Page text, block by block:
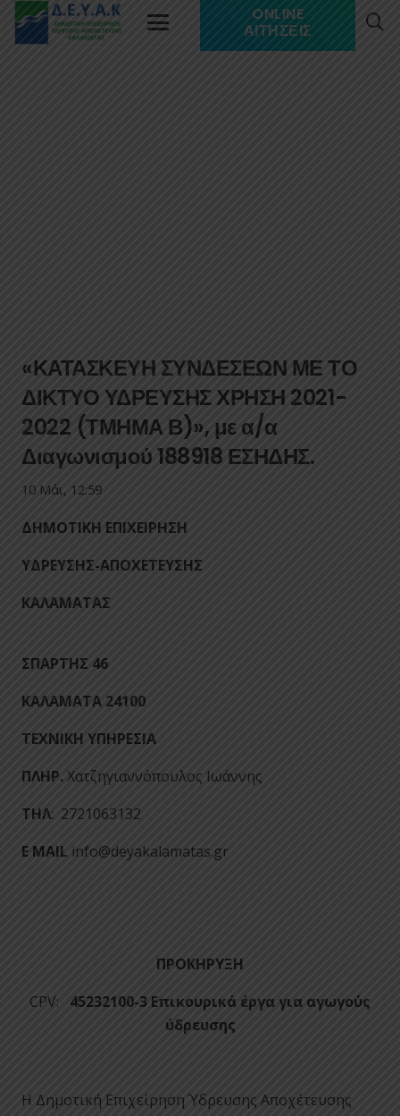
ONLINE
ΑΙΤΉΣΕΙΣ
«ΚΑΤΑΣΚΕΥΗ ΣΥΝΔΕΣΕΩΝ ΜΕ ΤΟ
ΔΙΚΤΥΟ ΥΔΡΕΥΣΗΣ ΧΡΗΣΗ 2021-
2022 (ΤΜΗΜΑ Β)», με α/α
Διαγωνισμού 188918 ΕΣΗΔΗΣ.
10 Μάι, 12:59
ΔΗΜΟΤΙΚΗ ΕΠΙΧΕΙΡΗΣΗ
ΥΔΡΕΥΣΗΣ-ΑΠΟΧΕΤΕΥΣΗΣ
ΚΑΛΑΜΑΤΑΣ
ΣΠΑΡΤΗΣ 46
ΚΑΛΑΜΑΤΑ 24100
ΤΕΧΝΙΚΗ ΥΠΗΡΕΣΙΑ
ΠΛΗΡ.Χατζηγιαννόπουλος Ιωάννης
ΤΗΛ: 2721063132
Ε ΜΑΙL info@deyakalamatas.gr
ΠΡΟΚΗΡΥΞΗ
CPV:
45232100-3 Επικουρικά έργα για αγωγούς
ύδρευσης
Η Δημοτική Επιχείρηση Ύδρευσης Αποχέτευσης